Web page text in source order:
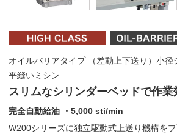
オイルバリアタイプ （差動上下送り）小径
平縫いミシン
スリムなシリンダーベッドで作業
完全自動給油 ・5,000 sti/min
W200シリーズに独立駆動式上送り機構を